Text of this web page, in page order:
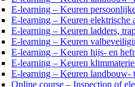
E-learning – Keuren
E-learning – Keuren
E-learning – Keuren ladders,
E-learning – Keuren
E-learning – Keuren hijs- en
E-learning – Keuren
E-learning – Keuren landbouw-
Online course – Inspection of